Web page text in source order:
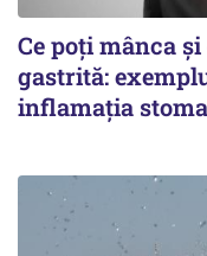
Ce poți mânca
gastrită:
inflamația